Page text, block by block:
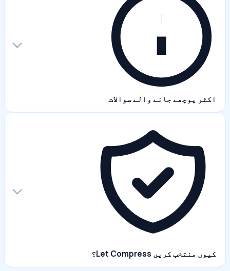
اکثر پوچھے جانے والے سوالات
کیوں منتخب کریں Let Compress؟